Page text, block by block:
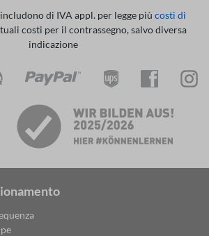
di IVA appl. per legge più costi di
costi per il contrassegno, salvo diversa
indicazione